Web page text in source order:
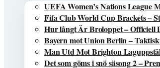
UEFA Women’s Nations League
Fifa Club World Cup Brackets –
Hur långt Är Broloppet – Officiell
Bayern mot Union Berlin –
Man Utd Mot Brighton
Det som göms i snö säsong 2 –